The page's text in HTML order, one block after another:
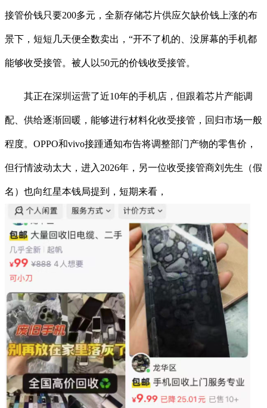
接管价钱只要200多元，全新存储芯片供应欠缺价钱上涨的布
景下，短短几天便全数卖出，“开不了机的、没屏幕的手机都
能够收受接管。被人以50元的价钱收受接管。
其正在深圳运营了近10年的手机店，但跟着芯片产能调
配、供给逐渐回暖，能够进行材料化收受接管，回归市场一般
程度。OPPO和vivo接踵通知布告将调整部门产物的零售价，
但行情波动太大，进入2026年，另一位收受接管商刘先生（假
名）也向红星本钱局提到，短期来看，